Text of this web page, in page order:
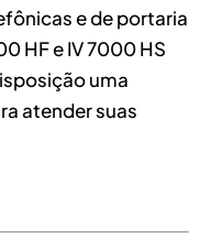
e de portaria
HF e IV 7000 HS
uma
atender suas